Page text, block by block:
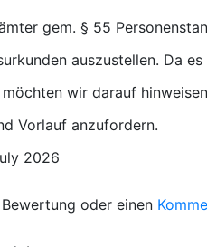
gem. § 55
auszustellen. Da
wir darauf
Vorlauf anzufordern.
2026
oder einen